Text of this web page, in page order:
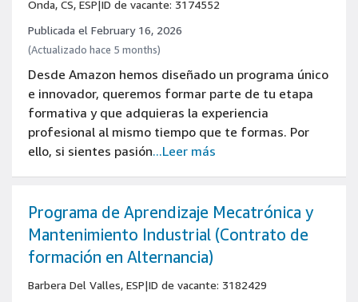
Onda, CS, ESP|ID de vacante: 3174552
Publicada el February 16, 2026
(Actualizado hace 5 months)
Desde Amazon hemos diseñado un programa único
e innovador, queremos formar parte de tu etapa
formativa y que adquieras la experiencia
profesional al mismo tiempo que te formas. Por
ello, si sientes pasión...Leer más
Programa de Aprendizaje Mecatrónica y
Mantenimiento Industrial (Contrato de
formación en Alternancia)
Barbera Del Valles, ESP|ID de vacante: 3182429